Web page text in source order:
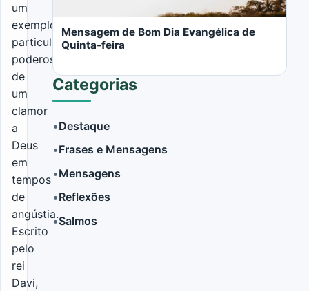
um
exemplo
particularmente
poderoso
de
um
clamor
a
Deus
em
tempos
de
angústia.
Escrito
pelo
rei
Davi,
Mensagem de Bom Dia Evangélica de
Quinta-feira
LER MAIS
Categorias
•Destaque
•Frases e Mensagens
•Mensagens
•Reflexões
•Salmos